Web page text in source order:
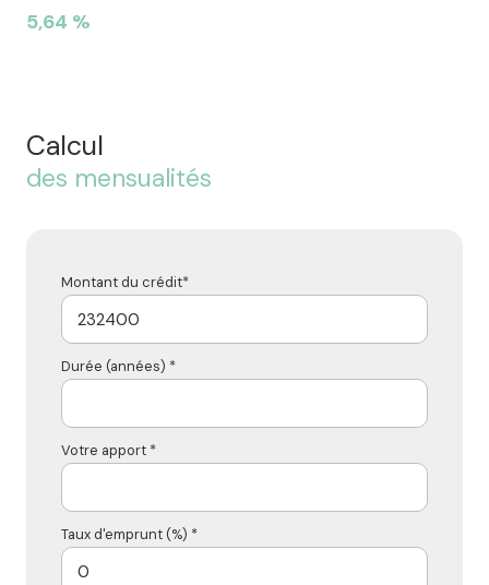
5,64 %
Calcul
des mensualités
Montant du crédit*
Durée (années) *
Votre apport *
Taux d'emprunt (%) *